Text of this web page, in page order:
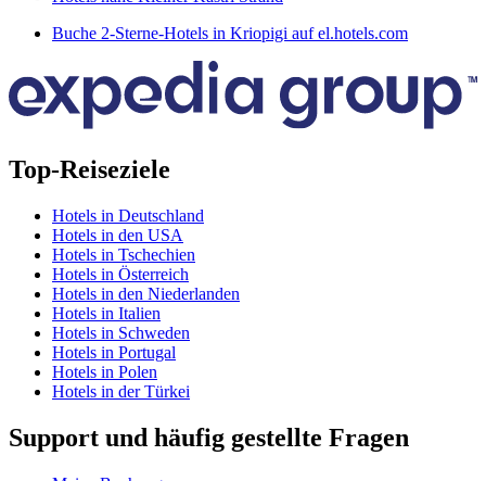
Buche 2-Sterne-Hotels in Kriopigi auf el.hotels.com
Top-Reiseziele
Hotels in Deutschland
Hotels in den USA
Hotels in Tschechien
Hotels in Österreich
Hotels in den Niederlanden
Hotels in Italien
Hotels in Schweden
Hotels in Portugal
Hotels in Polen
Hotels in der Türkei
Support und häufig gestellte Fragen